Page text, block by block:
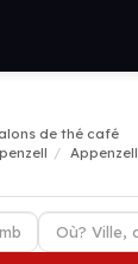
de thé café
Appenzell